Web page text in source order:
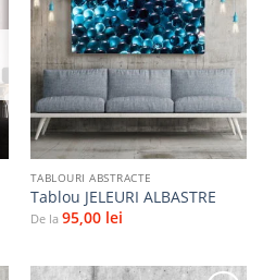
Adaugă
favorite
TABLOURI ABSTRACTE
Tablou JELEURI ALBASTRE
De la 95,00 lei